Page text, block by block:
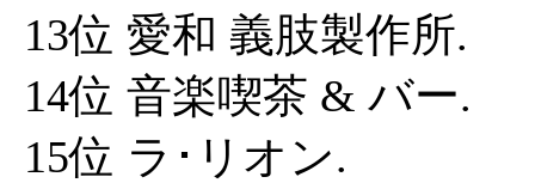
13位 愛和 義肢製作所.
14位 音楽喫茶 & バー.
15位 ラ･リオン.